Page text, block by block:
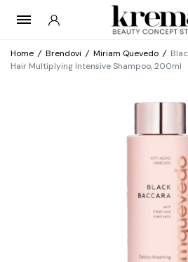
Home / Brendovi / Miriam Quevedo /
Hair Multiplying Intensive Shampoo, 200ml